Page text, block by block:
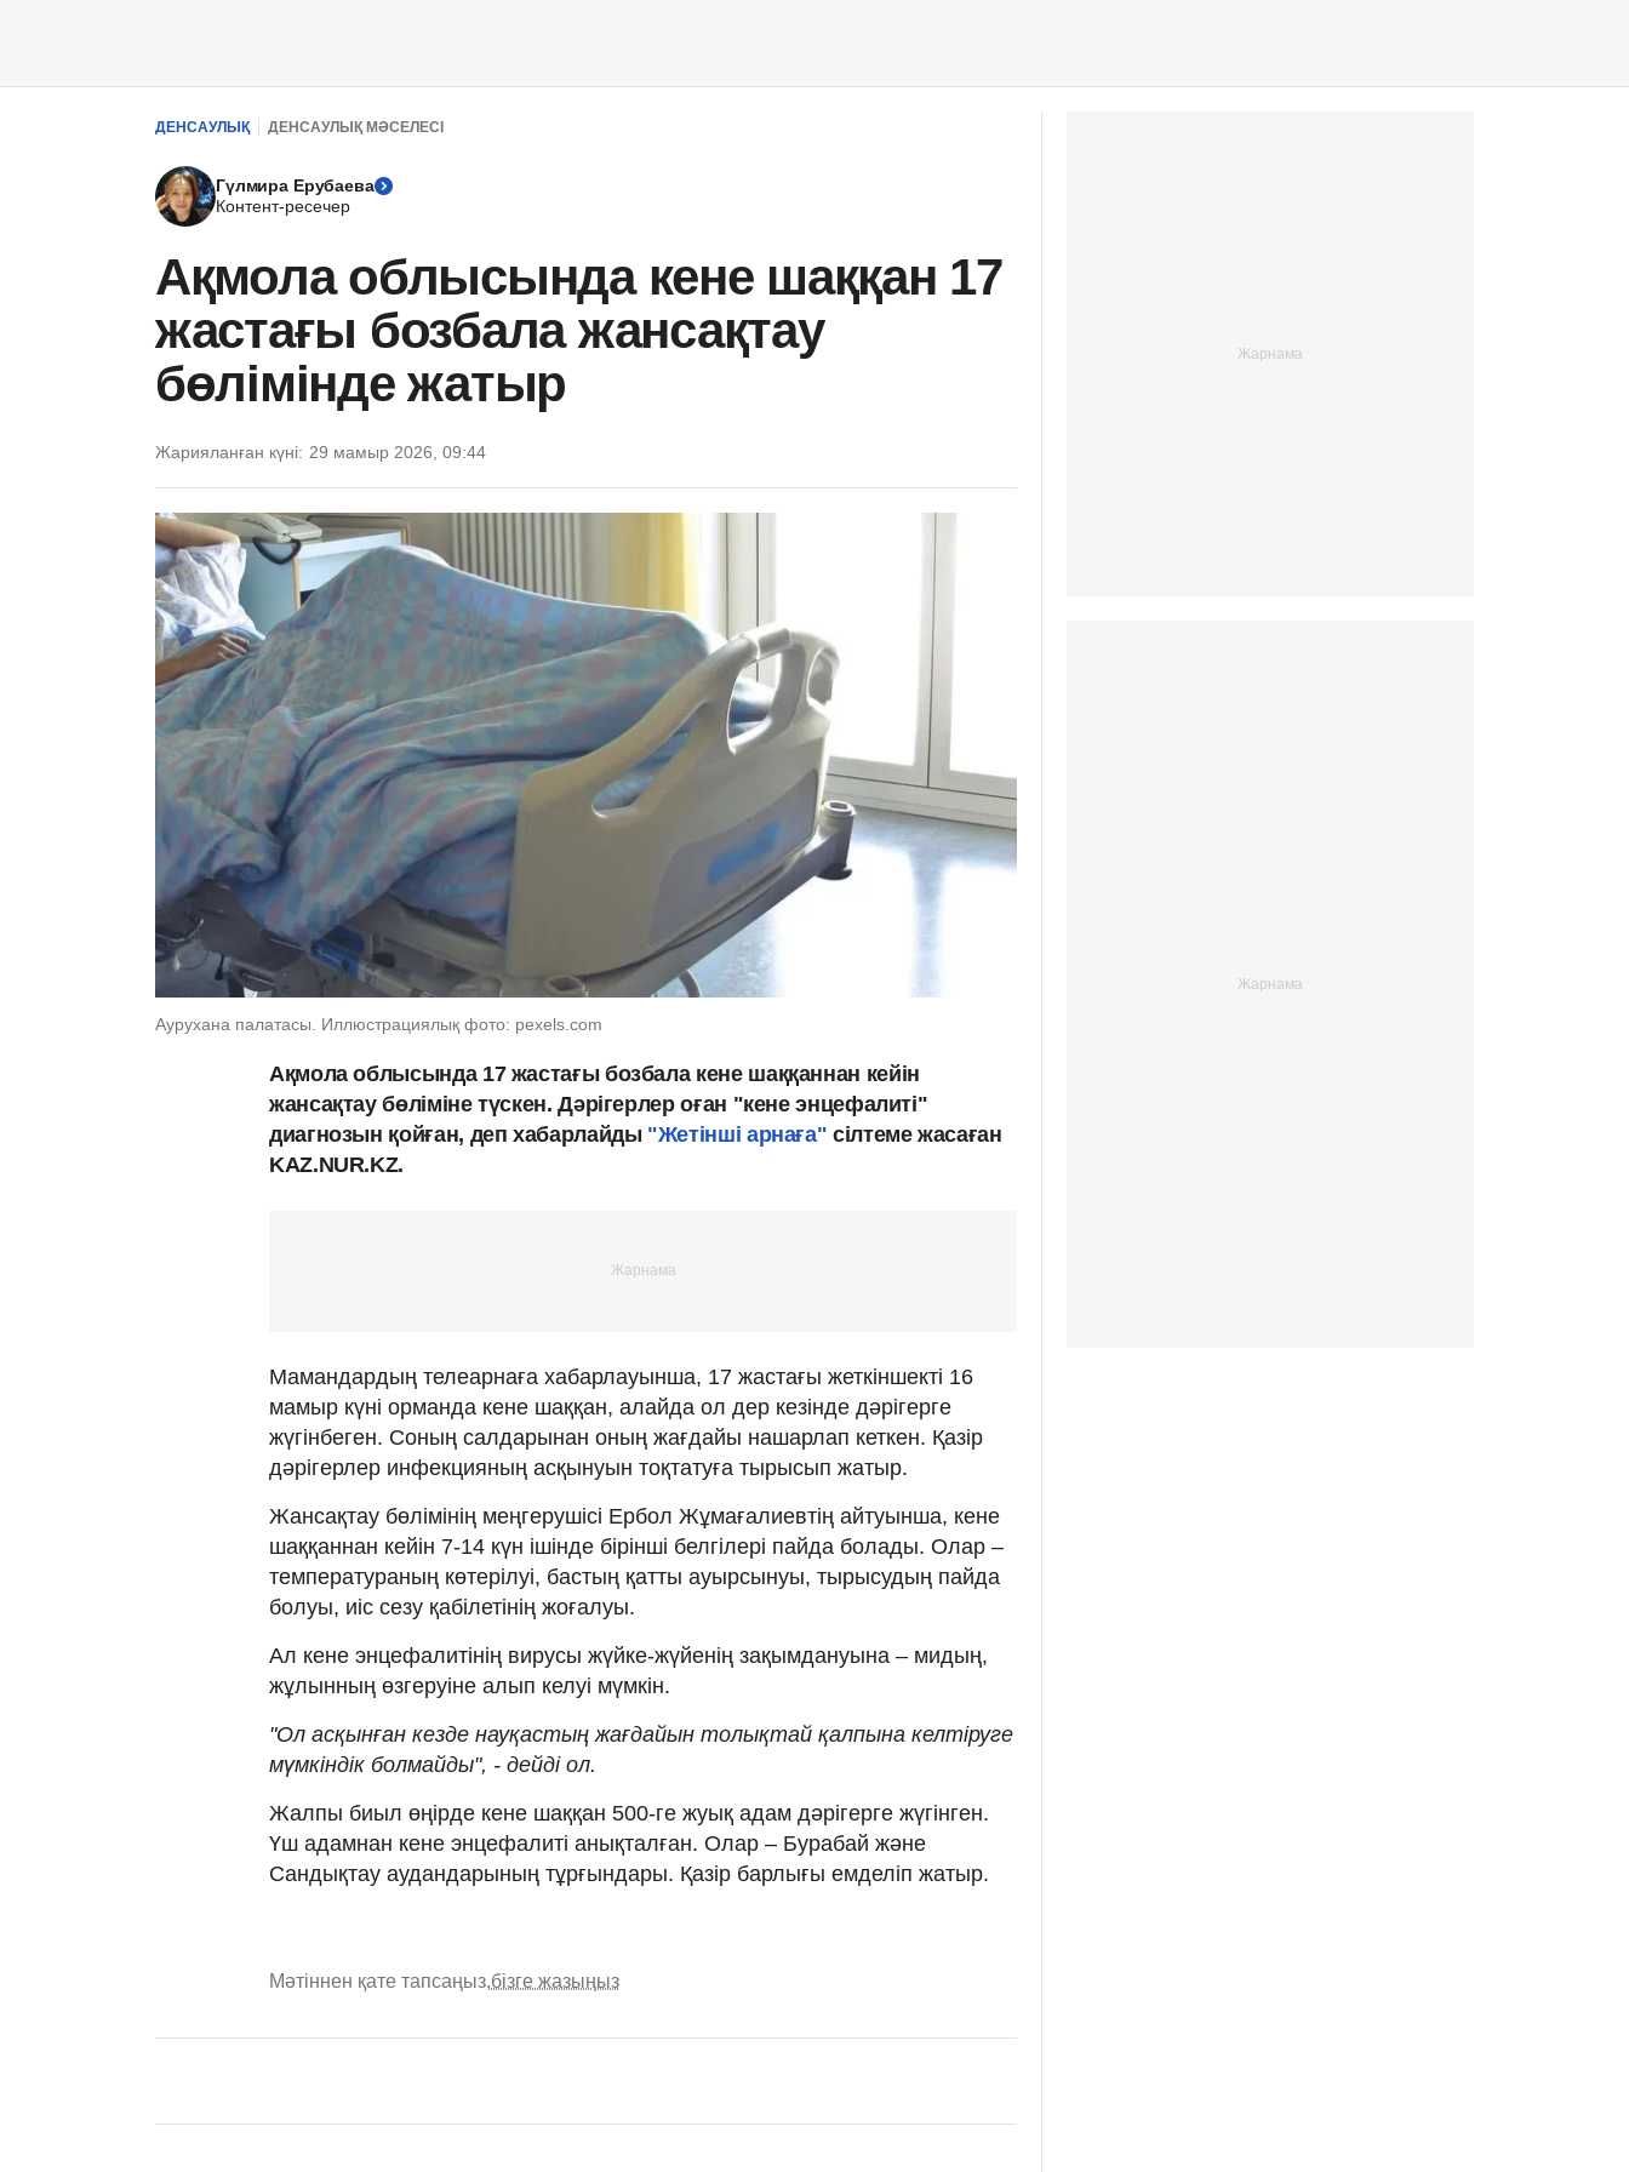
ДЕНСАУЛЫҚ ДЕНСАУЛЫҚ МӘСЕЛЕСІ
Гүлмира Ерубаева
Контент-ресечер
Ақмола облысында кене шаққан 17
жастағы бозбала жансақтау
бөлімінде жатыр
Жарияланған күні: 29 мамыр 2026, 09:44
Аурухана палатасы. Иллюстрациялық фото: pexels.com
Ақмола облысында 17 жастағы бозбала кене шаққаннан кейін
жансақтау бөліміне түскен. Дәрігерлер оған "кене энцефалиті"
диагнозын қойған, деп хабарлайды"Жетінші арнаға" сілтеме жасаған
KAZ.NUR.KZ.
Мамандардың телеарнаға хабарлауынша, 17 жастағы жеткіншекті 16
мамыр күні орманда кене шаққан, алайда ол дер кезінде дәрігерге
жүгінбеген. Соның салдарынан оның жағдайы нашарлап кеткен. Қазір
дәрігерлер инфекцияның асқынуын тоқтатуға тырысып жатыр.
Жансақтау бөлімінің меңгерушісі Ербол Жұмағалиевтің айтуынша, кене
шаққаннан кейін 7-14 күн ішінде бірінші белгілері пайда болады. Олар –
температураның көтерілуі, бастың қатты ауырсынуы, тырысудың пайда
болуы, иіс сезу қабілетінің жоғалуы.
Ал кене энцефалитінің вирусы жүйке-жүйенің зақымдануына – мидың,
жұлынның өзгеруіне алып келуі мүмкін.
"Ол асқынған кезде науқастың жағдайын толықтай қалпына келтіруге
мүмкіндік болмайды", - дейді ол.
Жалпы биыл өңірде кене шаққан 500-ге жуық адам дәрігерге жүгінген.
Үш адамнан кене энцефалиті анықталған. Олар – Бурабай және
Сандықтау аудандарының тұрғындары. Қазір барлығы емделіп жатыр.
Мәтіннен қате тапсаңыз,бізге жазыңыз